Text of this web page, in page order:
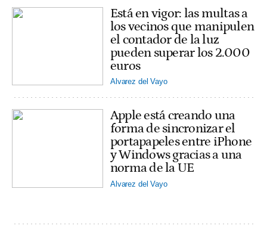
Está en vigor: las multas a
los vecinos que manipulen
el contador de la luz
pueden superar los 2.000
euros
Alvarez del Vayo
Apple está creando una
forma de sincronizar el
portapapeles entre iPhone
y Windows gracias a una
norma de la UE
Alvarez del Vayo